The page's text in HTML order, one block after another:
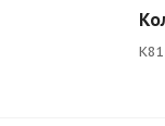
K81